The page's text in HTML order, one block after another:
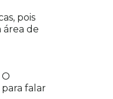
pois
área de
falar